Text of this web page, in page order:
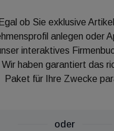
für die Lebensqualität.
Befragten (56 %) definiert
Komfort an heißen
gefolgt von dem
Hitzewellen als
Egal ob Sie exklusive
anlegen oder
interaktives
haben garantiert das
Paket für Ihre Zwecke
oder